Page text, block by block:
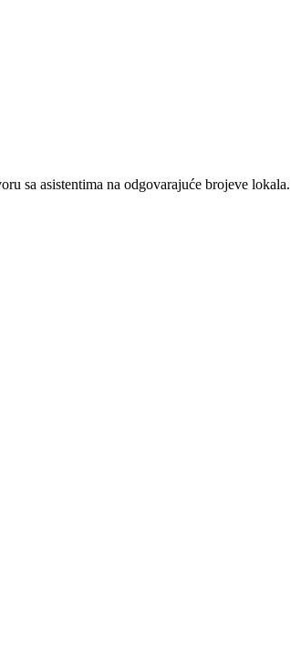
sa asistentima na odgovarajuće brojeve lokala.